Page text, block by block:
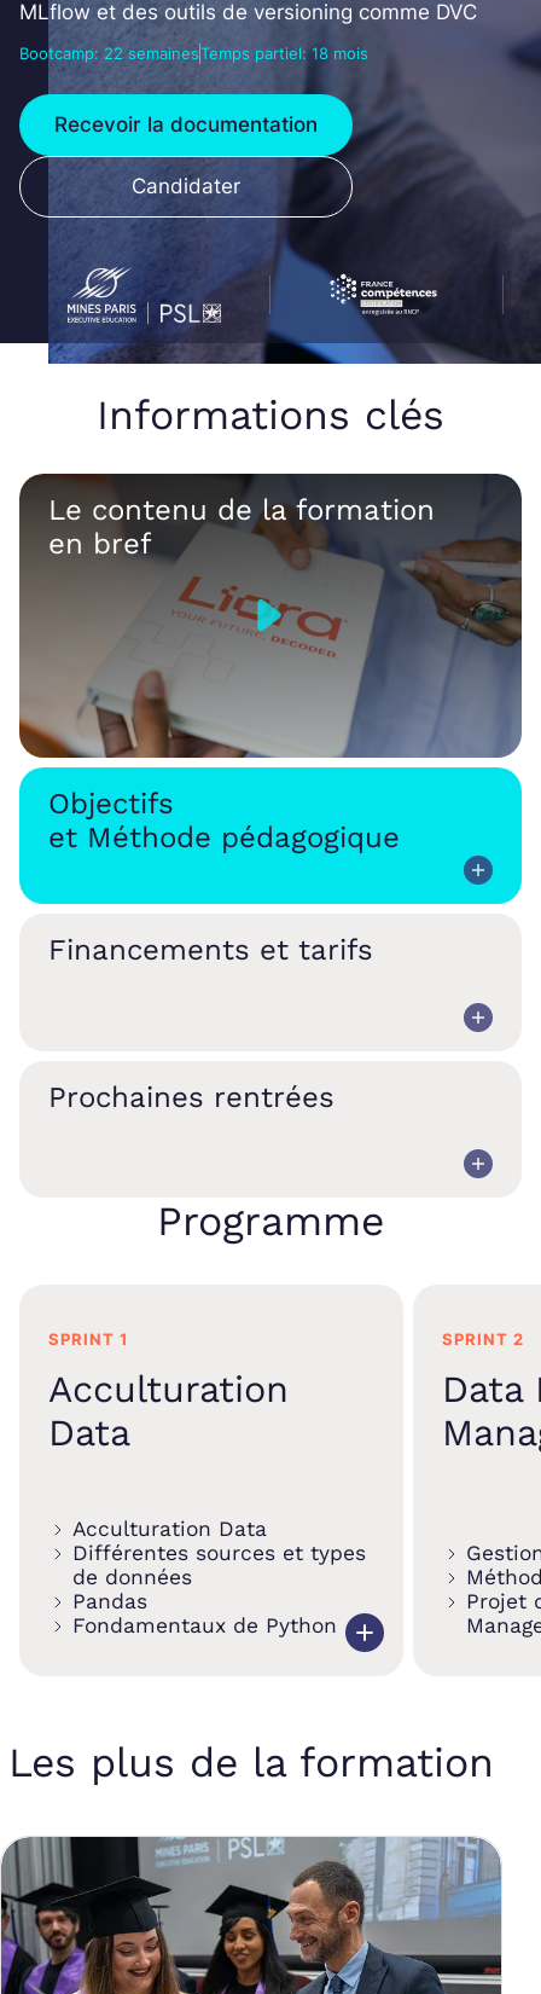
MLflow et des outils de versioning comme DVC
Bootcamp: 22 semainesTemps partiel: 18 mois
Recevoir la documentation
Candidater
Informations clés
Le contenu de la formation
en bref
Objectifs
et Méthode pédagogique
Financements et tarifs
Prochaines rentrées
Programme
SPRINT 1
Acculturation
Data
Acculturation Data
Différentes sources et types
de données
Pandas
Fondamentaux de Python
SPRINT 2
Data
Projet
Les plus de la formation